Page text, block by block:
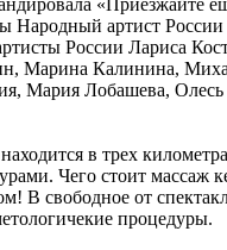
«Приезжайте
Народный артист
России Лариса
Калинина,
Мария Лобашева,
в трех
Чего стоит
В свободное от
процедуры.